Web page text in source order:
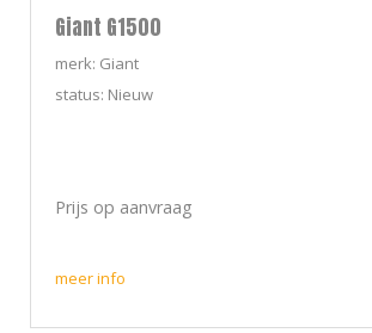
Giant G1500
merk: Giant
status: Nieuw
Prijs op aanvraag
meer info